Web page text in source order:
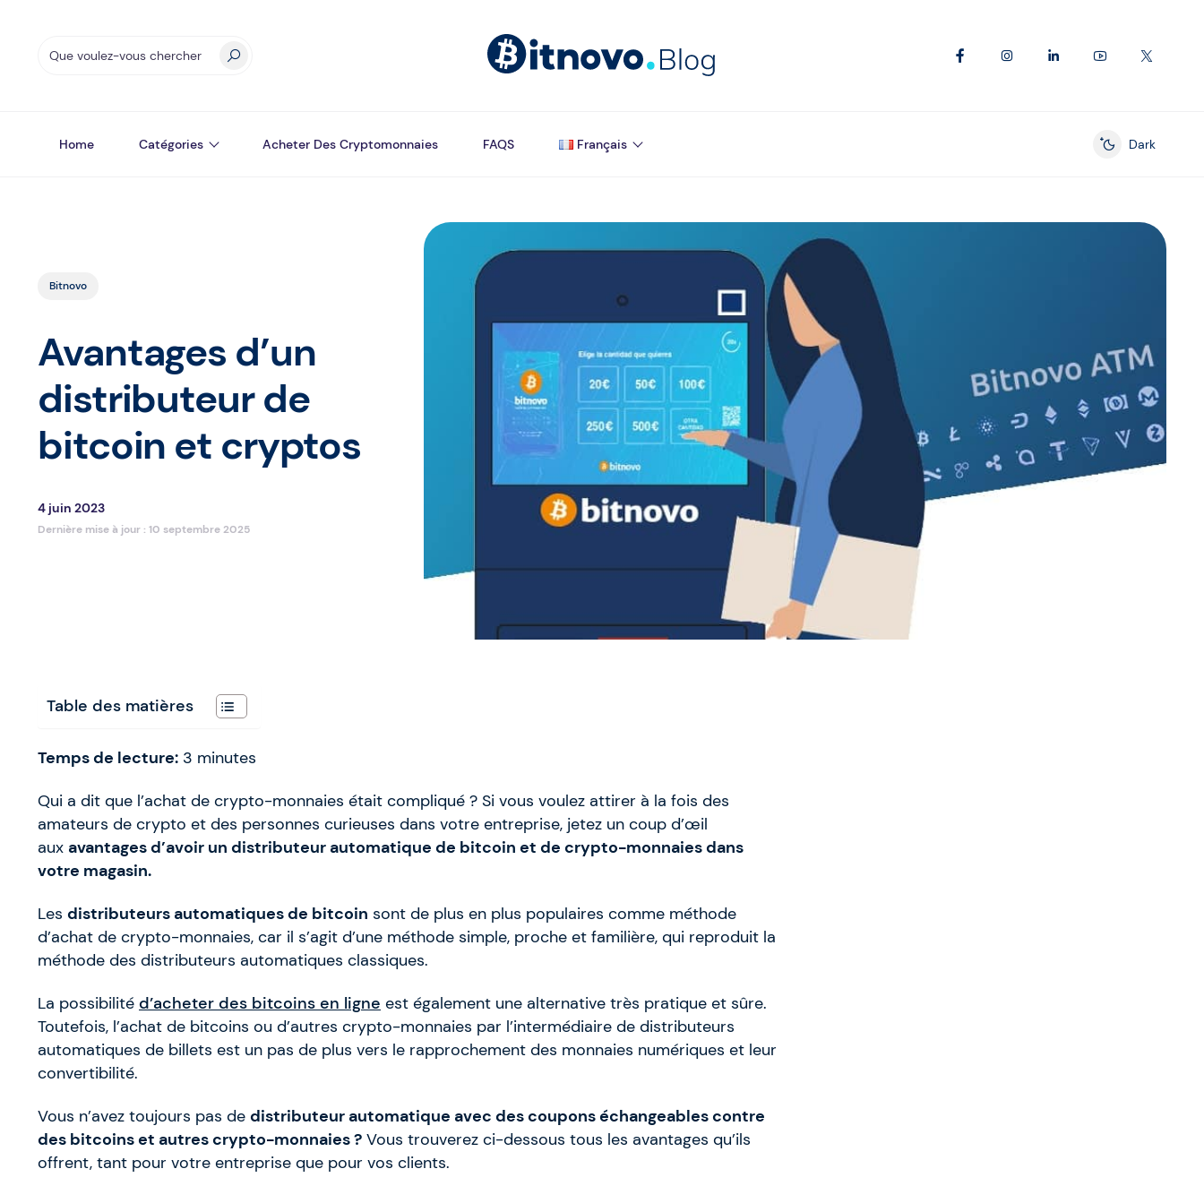
Home Catégories Acheter Des Cryptomonnaies FAQS Français
Enable dark
Dark
Bitnovo
Avantages d’un
distributeur de
bitcoin et cryptos
4 juin 2023
Dernière mise à jour : 10 septembre 2025
Table des matières
Temps de lecture: 3 minutes
Qui a dit que l’achat de crypto-monnaies était compliqué ? Si vous voulez attirer à la fois des
amateurs de crypto et des personnes curieuses dans votre entreprise, jetez un coup d’œil
aux avantages d’avoir un distributeur automatique de bitcoin et de crypto-monnaies dans
votre magasin.
Les distributeurs automatiques de bitcoin sont de plus en plus populaires comme méthode
d’achat de crypto-monnaies, car il s’agit d’une méthode simple, proche et familière, qui reproduit la
méthode des distributeurs automatiques classiques.
La possibilité d’acheter des bitcoins en ligne est également une alternative très pratique et sûre.
Toutefois, l’achat de bitcoins ou d’autres crypto-monnaies par l’intermédiaire de distributeurs
automatiques de billets est un pas de plus vers le rapprochement des monnaies numériques et leur
convertibilité.
Vous n’avez toujours pas de distributeur automatique avec des coupons échangeables contre
des bitcoins et autres crypto-monnaies ? Vous trouverez ci-dessous tous les avantages qu’ils
offrent, tant pour votre entreprise que pour vos clients.